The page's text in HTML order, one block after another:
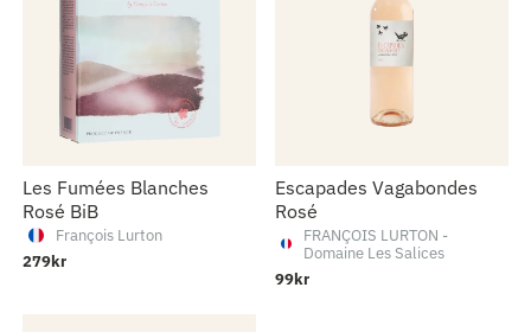
Les Fumées Blanches
Rosé BiB
François Lurton
279kr
Escapades Vagabondes
Rosé
FRANÇOIS LURTON -
Domaine Les Salices
99kr